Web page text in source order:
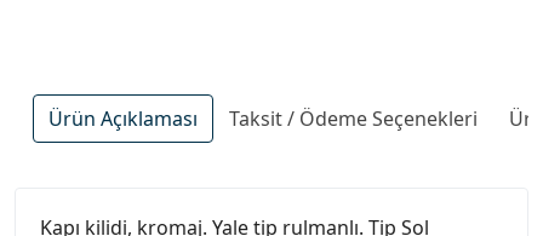
Ürün Açıklaması Taksit / Ödeme Seçenekleri
Kapı kilidi, kromaj. Yale tip rulmanlı. Tip Sol